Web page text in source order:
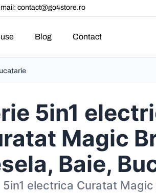
mail:contact@go4store.ro
Blog Contact
5in1
Magic
Baie,
5in1 electrica Curatat Magic